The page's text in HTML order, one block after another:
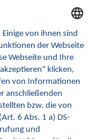
Interoperabilität.
wir
von INA.